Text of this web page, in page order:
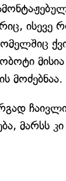
ისევე
მოძებნაა.
მარსს